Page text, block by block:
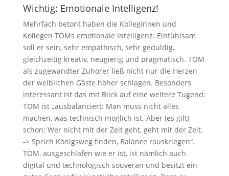
Wichtig: Emotionale Intelligenz!
Mehrfach betont haben die Kolleginnen und
Kollegen TOMs emotionale Intelligenz: Einfühlsam
soll er sein, sehr empathisch, sehr geduldig,
gleichzeitig kreativ, neugierig und pragmatisch. TOM
als zugewandter Zuhörer ließ nicht nur die Herzen
der weiblichen Gäste höher schlagen. Besonders
interessant ist das mit Blick auf eine weitere Tugend:
TOM ist „ausbalanciert: Man muss nicht alles
machen, was technisch möglich ist. Aber (es gilt)
schon: Wer nicht mit der Zeit geht, geht mit der Zeit.
-> Sprich Königsweg finden, Balance rauskriegen“.
TOM, ausgeschlafen wie er ist, ist nämlich auch
digital und technologisch souverän und besitzt ein